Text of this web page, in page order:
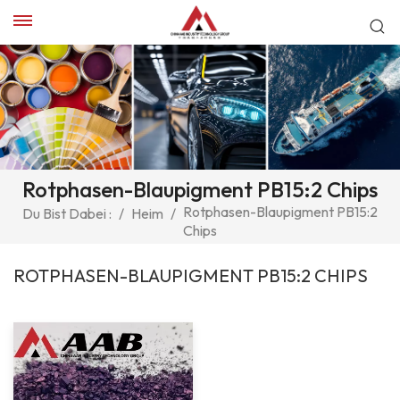
Rotphasen-Blaupigment PB15:2 Chips
Du Bist Dabei : / Heim / Rotphasen-Blaupigment PB15:2
Chips
ROTPHASEN-BLAUPIGMENT PB15:2 CHIPS